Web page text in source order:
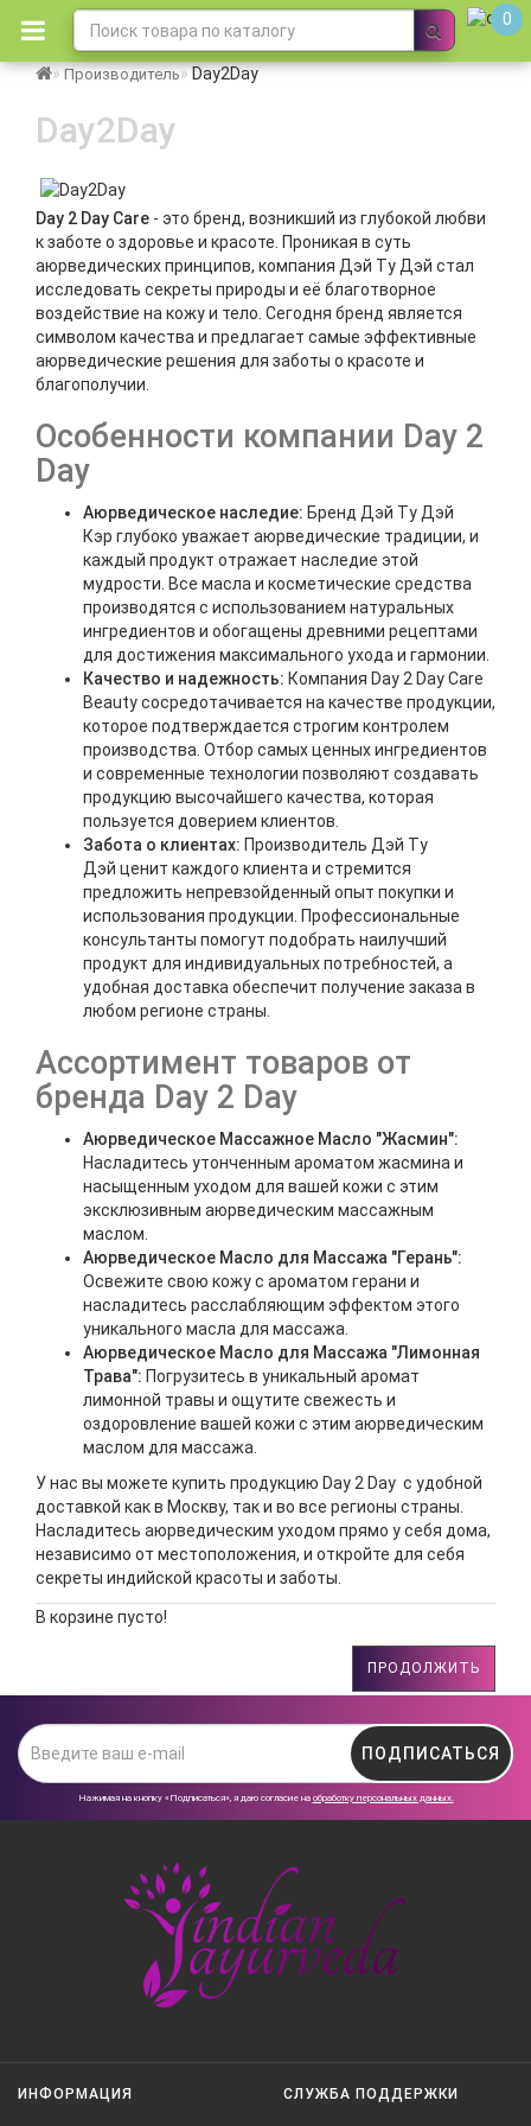
0
Производитель Day2Day
Day2Day
Day 2 Day Care - это бренд, возникший из глубокой любви
к заботе о здоровье и красоте. Проникая в суть
аюрведических принципов, компания Дэй Ту Дэй стал
исследовать секреты природы и её благотворное
воздействие на кожу и тело. Сегодня бренд является
символом качества и предлагает самые эффективные
аюрведические решения для заботы о красоте и
благополучии.
Особенности компании Day 2
Day
Аюрведическое наследие: Бренд Дэй Ту Дэй
Кэр глубоко уважает аюрведические традиции, и
каждый продукт отражает наследие этой
мудрости. Все масла и косметические средства
производятся с использованием натуральных
ингредиентов и обогащены древними рецептами
для достижения максимального ухода и гармонии.
Качество и надежность: Компания Day 2 Day Care
Beauty сосредотачивается на качестве продукции,
которое подтверждается строгим контролем
производства. Отбор самых ценных ингредиентов
и современные технологии позволяют создавать
продукцию высочайшего качества, которая
пользуется доверием клиентов.
Забота о клиентах: Производитель Дэй Ту
Дэй ценит каждого клиента и стремится
предложить непревзойденный опыт покупки и
использования продукции. Профессиональные
консультанты помогут подобрать наилучший
продукт для индивидуальных потребностей, а
удобная доставка обеспечит получение заказа в
любом регионе страны.
Ассортимент товаров от
бренда Day 2 Day
Аюрведическое Массажное Масло "Жасмин":
Насладитесь утонченным ароматом жасмина и
насыщенным уходом для вашей кожи с этим
эксклюзивным аюрведическим массажным
маслом.
Аюрведическое Масло для Массажа "Герань":
Освежите свою кожу с ароматом герани и
насладитесь расслабляющим эффектом этого
уникального масла для массажа.
Аюрведическое Масло для Массажа "Лимонная
Трава": Погрузитесь в уникальный аромат
лимонной травы и ощутите свежесть и
оздоровление вашей кожи с этим аюрведическим
маслом для массажа.
У нас вы можете купить продукцию Day 2 Day с удобной
доставкой как в Москву, так и во все регионы страны.
Насладитесь аюрведическим уходом прямо у себя дома,
независимо от местоположения, и откройте для себя
секреты индийской красоты и заботы.
В корзине пусто!
ПРОДОЛЖИТЬ
ПОДПИСАТЬСЯ
Нажимая на кнопку «Подписаться», я даю cогласие на обработку персональных данных.
ИНФОРМАЦИЯ СЛУЖБА ПОДДЕРЖКИ